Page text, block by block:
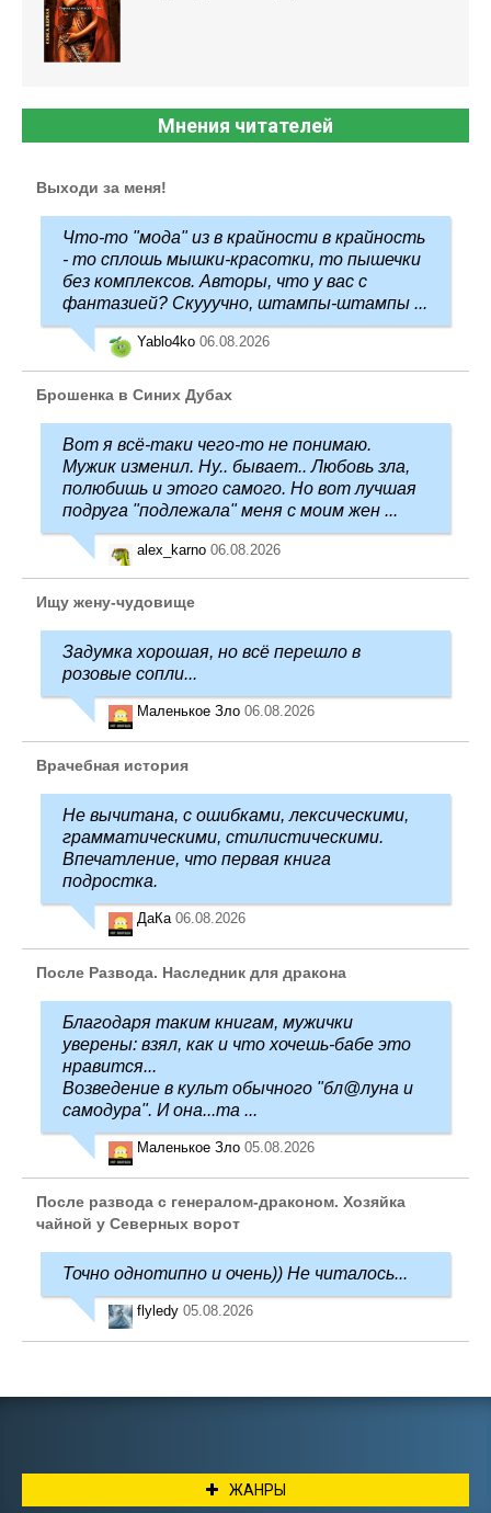
Мнения читателей
Выходи за меня!
Что-то "мода" из в крайности в крайность
- то сплошь мышки-красотки, то пышечки
без комплексов. Авторы, что у вас с
фантазией? Скууучно, штампы-штампы ...
Yablo4ko 06.08.2026
Брошенка в Синих Дубах
Вот я всё-таки чего-то не понимаю.
Мужик изменил. Ну.. бывает.. Любовь зла,
полюбишь и этого самого. Но вот лучшая
подруга "подлежала" меня с моим жен ...
alex_karno 06.08.2026
Ищу жену-чудовище
Задумка хорошая, но всё перешло в
розовые сопли...
Маленькое Зло 06.08.2026
Врачебная история
Не вычитана, с ошибками, лексическими,
грамматическими, стилистическими.
Впечатление, что первая книга
подростка.
ДаКа 06.08.2026
После Развода. Наследник для дракона
Благодаря таким книгам, мужички
уверены: взял, как и что хочешь-бабе это
нравится...
Возведение в культ обычного "бл@луна и
самодура". И она...та ...
Маленькое Зло 05.08.2026
После развода с генералом-драконом. Хозяйка
чайной у Северных ворот
Точно однотипно и очень)) Не читалось...
flyledy 05.08.2026
ЖАНРЫ